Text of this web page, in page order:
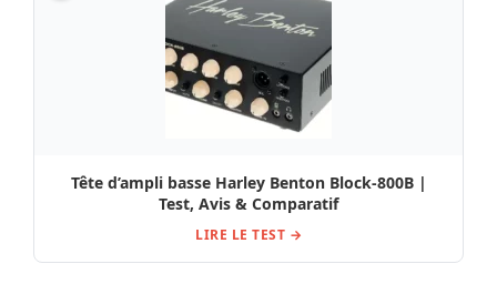
Tête d’ampli basse Harley Benton Block-800B |
Test, Avis & Comparatif
LIRE LE TEST →